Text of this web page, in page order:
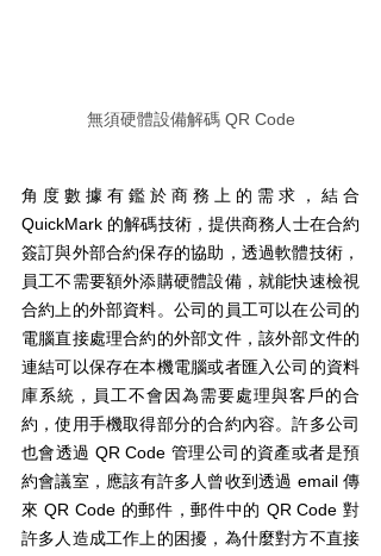
無須硬體設備解碼 QR Code
角度數據有鑑於商務上的需求，結合
QuickMark 的解碼技術，提供商務人士在合約
簽訂與外部合約保存的協助，透過軟體技術，
員工不需要額外添購硬體設備，就能快速檢視
合約上的外部資料。公司的員工可以在公司的
電腦直接處理合約的外部文件，該外部文件的
連結可以保存在本機電腦或者匯入公司的資料
庫系統，員工不會因為需要處理與客戶的合
約，使用手機取得部分的合約內容。許多公司
也會透過 QR Code 管理公司的資產或者是預
約會議室，應該有許多人曾收到透過 email 傳
來 QR Code 的郵件，郵件中的 QR Code 對
許多人造成工作上的困擾，為什麼對方不直接